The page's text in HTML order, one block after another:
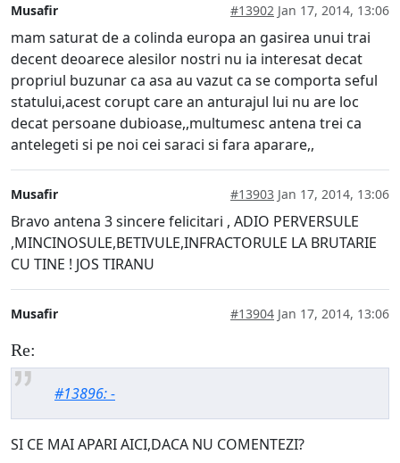
Musafir #13902 Jan 17, 2014, 13:06
mam saturat de a colinda europa an gasirea unui trai
decent deoarece alesilor nostri nu ia interesat decat
propriul buzunar ca asa au vazut ca se comporta seful
statului,acest corupt care an anturajul lui nu are loc
decat persoane dubioase,,multumesc antena trei ca
antelegeti si pe noi cei saraci si fara aparare,,
Musafir #13903 Jan 17, 2014, 13:06
Bravo antena 3 sincere felicitari , ADIO PERVERSULE
,MINCINOSULE,BETIVULE,INFRACTORULE LA BRUTARIE
CU TINE ! JOS TIRANU
Musafir #13904 Jan 17, 2014, 13:06
Re:
#13896: -
SI CE MAI APARI AICI,DACA NU COMENTEZI?